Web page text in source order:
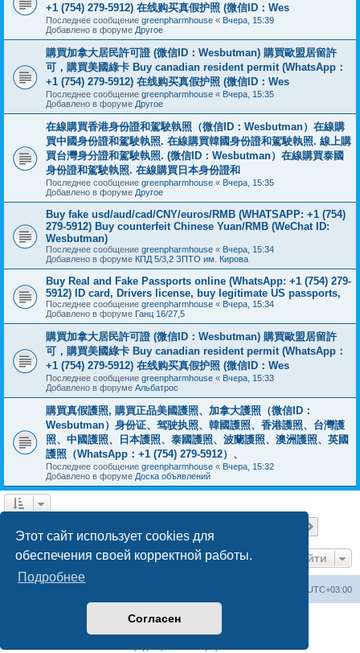
Этот сайт использует cookies для
обеспечения своей корректной работы.
Подробнее
Согласен
+1 (754) 279-5912) 在线购买真假护照 (微信ID：Wes
Последнее сообщение greenpharmhouse « Вчера, 15:39
Добавлено в форуме Другое
購買加拿大居民許可證 (微信ID：Wesbutman) 購買歐盟居留許
可，購買美國綠卡 Buy canadian resident permit (WhatsApp：
+1 (754) 279-5912) 在线购买真假护照 (微信ID：Wes
Последнее сообщение greenpharmhouse « Вчера, 15:35
Добавлено в форуме Другое
在線購買香港身份證和駕駛執照（微信ID：Wesbutman）在線購
買中國身份證和駕駛執照. 在線購買韓國身份證和駕駛執照. 線上購
買台灣身分證和駕駛執照. (微信ID：Wesbutman）在線購買泰國
身份證和駕駛執照. 在線購買日本身份證和
Последнее сообщение greenpharmhouse « Вчера, 15:35
Добавлено в форуме Другое
Buy fake usd/aud/cad/CNY/euros/RMB (WHATSAPP: +1 (754)
279-5912) Buy counterfeit Chinese Yuan/RMB (WeChat ID:
Wesbutman)
Последнее сообщение greenpharmhouse « Вчера, 15:34
Добавлено в форуме КПД 5/3,2 ЗПТО им. Кирова
Buy Real and Fake Passports online (WhatsApp: +1 (754) 279-
5912) ID card, Drivers license, buy legitimate US passports,
Последнее сообщение greenpharmhouse « Вчера, 15:34
Добавлено в форуме Ганц 16/27,5
購買加拿大居民許可證 (微信ID：Wesbutman) 購買歐盟居留許
可，購買美國綠卡 Buy canadian resident permit (WhatsApp：
+1 (754) 279-5912) 在线购买真假护照 (微信ID：Wes
Последнее сообщение greenpharmhouse « Вчера, 15:33
Добавлено в форуме Альбатрос
購買真假護照, 購買正品美國護照、加拿大護照（微信ID：
Wesbutman）身份证、驾驶执照、韓國護照、香港護照、台灣護
照、中國護照、日本護照、泰國護照、波蘭護照、澳洲護照、英國
護照（WhatsApp：+1 (754) 279-5912）、
Последнее сообщение greenpharmhouse « Вчера, 15:32
Добавлено в форуме Доска объявлений
Перейти
UTC+03:00
Создано на основеphpBB® Forum Software © phpBB Limited
Русская поддержка phpBB